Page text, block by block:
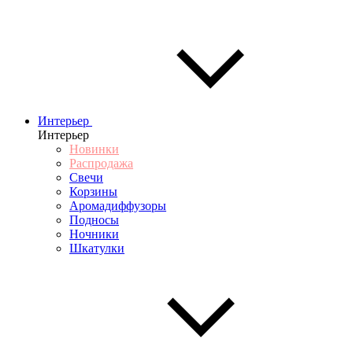
Интерьер
Интерьер
Новинки
Распродажа
Свечи
Корзины
Аромадиффузоры
Подносы
Ночники
Шкатулки